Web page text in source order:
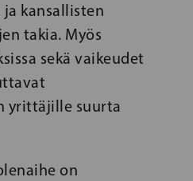
kansallisten
takia. Myös
sekä vaikeudet
yrittäjille suurta
on